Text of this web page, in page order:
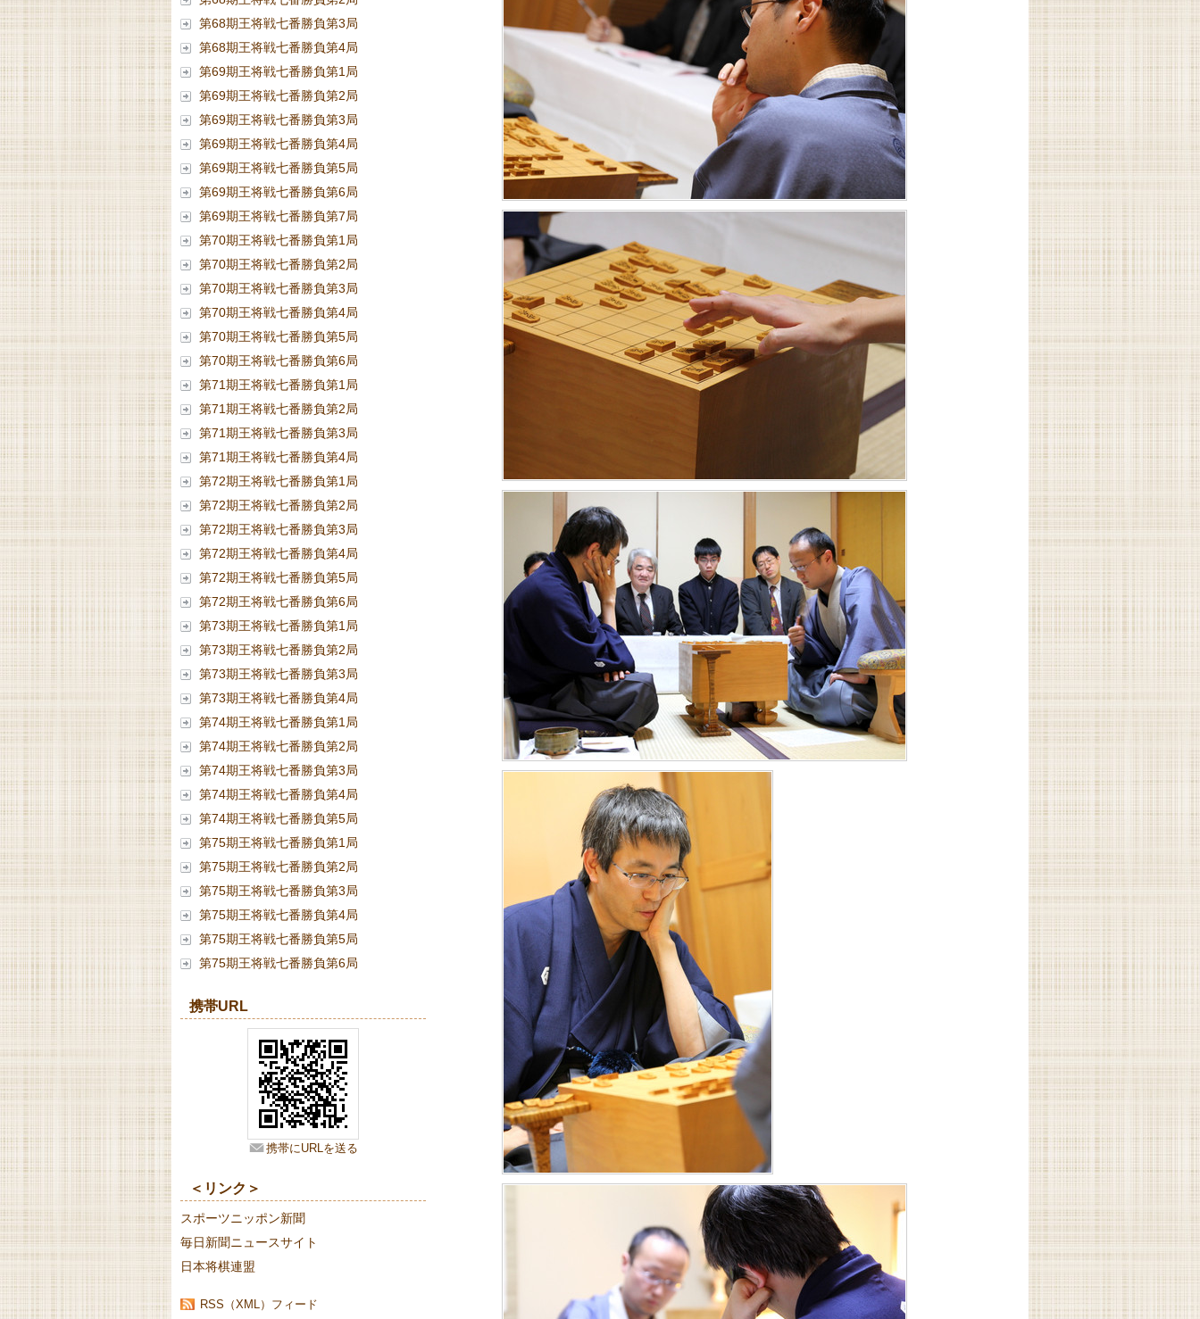
第68期王将戦七番勝負第3局
第68期王将戦七番勝負第4局
第69期王将戦七番勝負第1局
第69期王将戦七番勝負第2局
第69期王将戦七番勝負第3局
第69期王将戦七番勝負第4局
第69期王将戦七番勝負第5局
第69期王将戦七番勝負第6局
第69期王将戦七番勝負第7局
第70期王将戦七番勝負第1局
第70期王将戦七番勝負第2局
第70期王将戦七番勝負第3局
第70期王将戦七番勝負第4局
第70期王将戦七番勝負第5局
第70期王将戦七番勝負第6局
第71期王将戦七番勝負第1局
第71期王将戦七番勝負第2局
第71期王将戦七番勝負第3局
第71期王将戦七番勝負第4局
第72期王将戦七番勝負第1局
第72期王将戦七番勝負第2局
第72期王将戦七番勝負第3局
第72期王将戦七番勝負第4局
第72期王将戦七番勝負第5局
第72期王将戦七番勝負第6局
第73期王将戦七番勝負第1局
第73期王将戦七番勝負第2局
第73期王将戦七番勝負第3局
第73期王将戦七番勝負第4局
第74期王将戦七番勝負第1局
第74期王将戦七番勝負第2局
第74期王将戦七番勝負第3局
第74期王将戦七番勝負第4局
第74期王将戦七番勝負第5局
第75期王将戦七番勝負第1局
第75期王将戦七番勝負第2局
第75期王将戦七番勝負第3局
第75期王将戦七番勝負第4局
第75期王将戦七番勝負第5局
第75期王将戦七番勝負第6局
携帯URL
携帯にURLを送る
＜リンク＞
スポーツニッポン新聞
毎日新聞ニュースサイト
日本将棋連盟
RSS（XML）フィード